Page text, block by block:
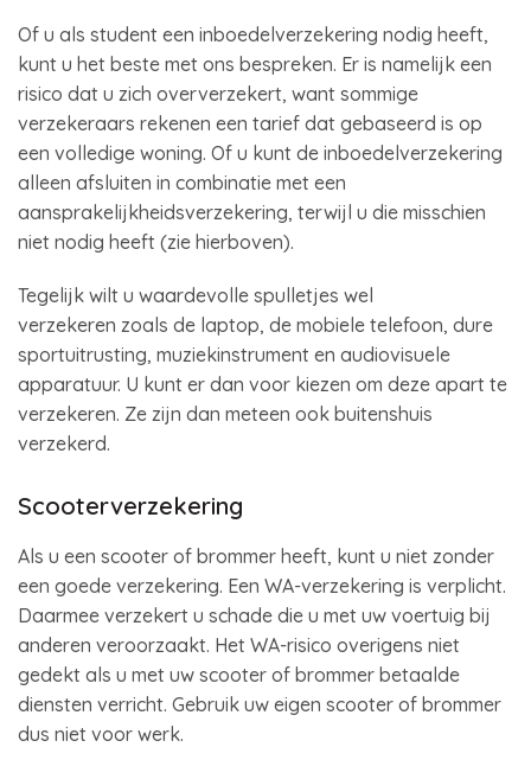
Of u als student een inboedelverzekering nodig heeft,
kunt u het beste met ons bespreken. Er is namelijk een
risico dat u zich oververzekert, want sommige
verzekeraars rekenen een tarief dat gebaseerd is op
een volledige woning. Of u kunt de inboedelverzekering
alleen afsluiten in combinatie met een
aansprakelijkheidsverzekering, terwijl u die misschien
niet nodig heeft (zie hierboven).
Tegelijk wilt u waardevolle spulletjes wel
verzekeren zoals de laptop, de mobiele telefoon, dure
sportuitrusting, muziekinstrument en audiovisuele
apparatuur. U kunt er dan voor kiezen om deze apart te
verzekeren. Ze zijn dan meteen ook buitenshuis
verzekerd.
Scooterverzekering
Als u een scooter of brommer heeft, kunt u niet zonder
een goede verzekering. Een WA-verzekering is verplicht.
Daarmee verzekert u schade die u met uw voertuig bij
anderen veroorzaakt. Het WA-risico overigens niet
gedekt als u met uw scooter of brommer betaalde
diensten verricht. Gebruik uw eigen scooter of brommer
dus niet voor werk.